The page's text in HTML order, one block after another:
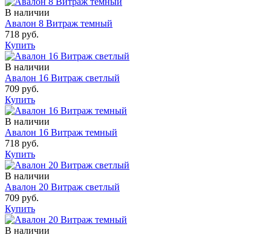
В наличии
Авалон 8 Витраж темный
718 руб.
Купить
В наличии
Авалон 16 Витраж светлый
709 руб.
Купить
В наличии
Авалон 16 Витраж темный
718 руб.
Купить
В наличии
Авалон 20 Витраж светлый
709 руб.
Купить
В наличии